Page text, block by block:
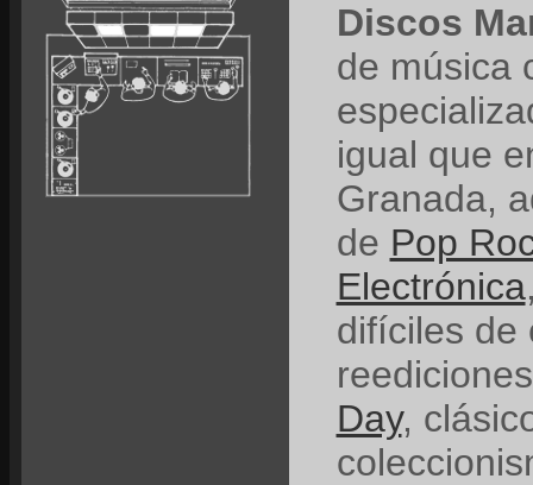
Discos
de música
igual que
Granada,
de Pop
Electrónica
difíciles de
Day,